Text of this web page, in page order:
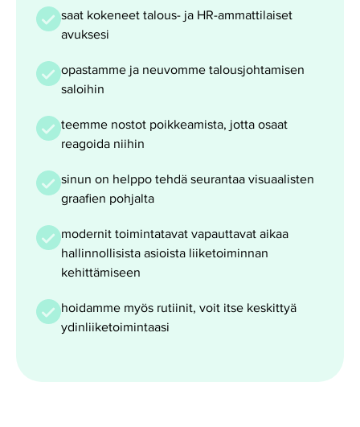
saat kokeneet talous- ja HR-ammattilaiset
avuksesi
opastamme ja neuvomme talousjohtamisen
saloihin
teemme nostot poikkeamista, jotta osaat
reagoida niihin
sinun on helppo tehdä seurantaa visuaalisten
graafien pohjalta
modernit toimintatavat vapauttavat aikaa
hallinnollisista asioista liiketoiminnan
kehittämiseen
hoidamme myös rutiinit, voit itse keskittyä
ydinliiketoimintaasi